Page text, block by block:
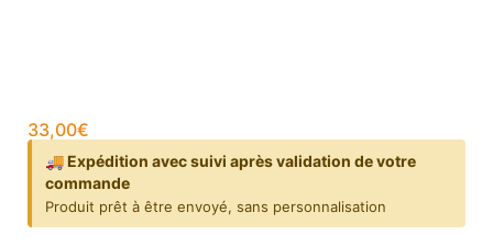
33,00€
🚚 Expédition avec suivi après validation de votre
commande
Produit prêt à être envoyé, sans personnalisation